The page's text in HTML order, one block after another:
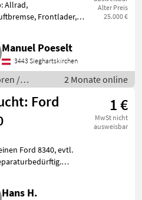
Alter Preis
25.000 €
Allrad,
Frontlader,
EHR, 4-Rad
druckloser Rücklauf,
Höch
Manuel Poeselt
3443 Sieghartskirchen
/
2 Monate online
Ford
1 €
MwSt nicht
ausweisbar
Ford 8340, evtl.
Hans H.